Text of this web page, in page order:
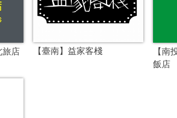
旅店
【臺南】益家客棧
【南
飯店